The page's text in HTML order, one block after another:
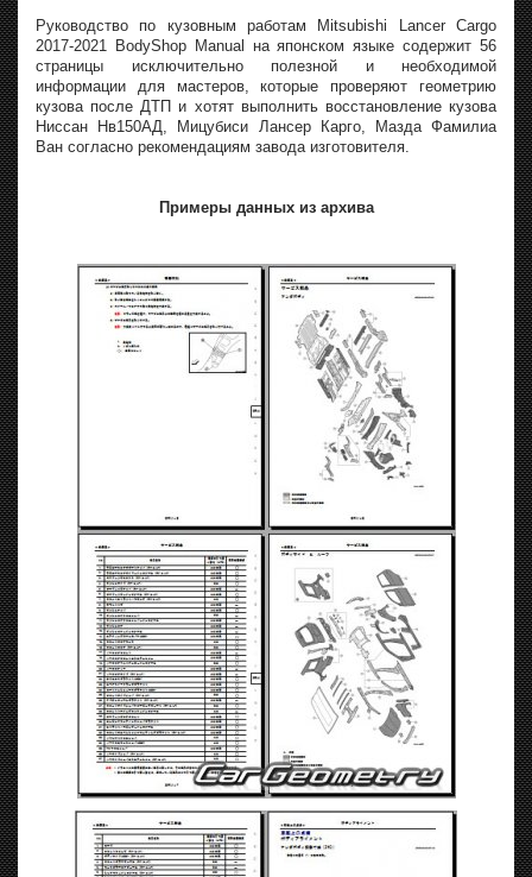
Руководство по кузовным работам Mitsubishi Lancer Cargo
2017-2021 BodyShop Manual на японском языке содержит 56
страницы исключительно полезной и необходимой
информации для мастеров, которые проверяют геометрию
кузова после ДТП и хотят выполнить восстановление кузова
Ниссан Нв150АД, Мицубиси Лансер Карго, Мазда Фамилиа
Ван согласно рекомендациям завода изготовителя.
Примеры данных из архива